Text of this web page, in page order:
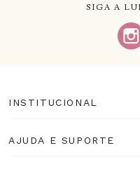
SIGA A
INSTITUCIONAL
AJUDA E SUPORTE